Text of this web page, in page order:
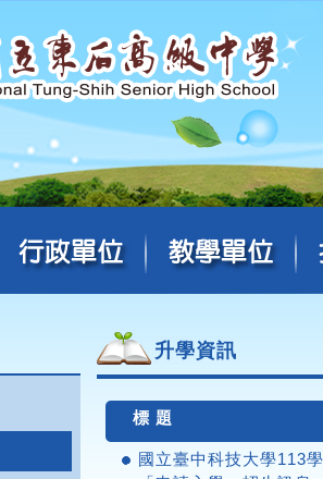
升學資訊
標 題
國立臺中科技大學113